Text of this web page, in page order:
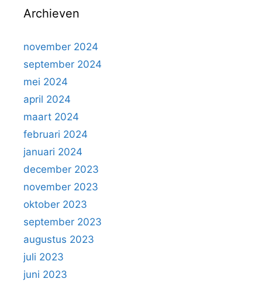
Archieven
november 2024
september 2024
mei 2024
april 2024
maart 2024
februari 2024
januari 2024
december 2023
november 2023
oktober 2023
september 2023
augustus 2023
juli 2023
juni 2023